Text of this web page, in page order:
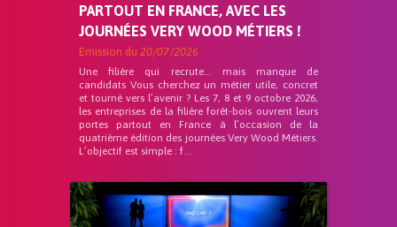
PARTOUT EN FRANCE, AVEC LES
JOURNÉES VERY WOOD MÉTIERS !
Emission du 20/07/2026
Une filière qui recrute… mais manque de
candidats Vous cherchez un métier utile, concret
et tourné vers l’avenir ? Les 7, 8 et 9 octobre 2026,
les entreprises de la filière forêt-bois ouvrent leurs
portes partout en France à l’occasion de la
quatrième édition des journées Very Wood Métiers.
L’objectif est simple : f...